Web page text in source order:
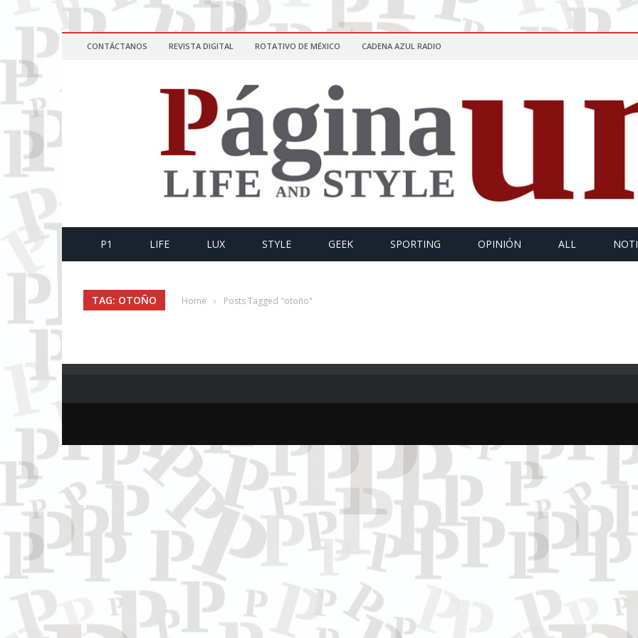
CONTÁCTANOS REVISTA DIGITAL ROTATIVO DE MÉXICO CADENA AZUL RADIO
P1 LIFE LUX STYLE GEEK SPORTING OPINIÓN ALL
TAG: OTOÑO Home › Posts Tagged "otoño"